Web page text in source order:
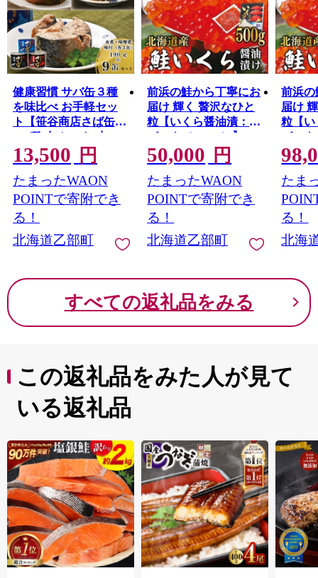
健康習慣 サバ缶３種
を味比べ お手軽セッ
ト【笹谷商店さば缶
：3種9缶セット(水
煮・味噌煮・味付各3
缶)】＜ さば缶 サバ缶
190g 北海道 国産 北海
道産 道産 釧之助のさ
ば缶 水煮 味噌煮 味付
みそ 醤油 鯖缶 缶詰 缶
詰め 魚介 魚介類 海産
蓄 防災 災害 食料 キャ
ンプ BBQ 健康 美容 キ
ャンプ飯 アソート 食
べ比べ EPA ＞
13,500 円
たまったWAON
POINTで寄附でき
る！
北海道乙部町
前浜の鮭から丁寧にお
届け 輝く 贅沢なひと
粒【いくら醤油漬：1
パック（500ｇ）】＜
鮮度にこだわる「笹谷
商店」の絶品の醤油タ
レ イクラ 鮭いくら 鮭
イクラ 醤油いくら 醤
油イクラ いくら醤油
漬け イクラ醤油漬け
醤油漬 いくら丼 秋鮭
税 ＞
50,000 円
たまったWAON
POINTで寄附でき
る！
北海道乙部町
前浜の
届け
粒【い
パッ
箱）】
わる「
品の
鮭いく
油い
いくら
ラ醤油
本海
ふる
たま
る！
北海
すべての返礼品をみる
この返礼品をみた人が見て
いる返礼品